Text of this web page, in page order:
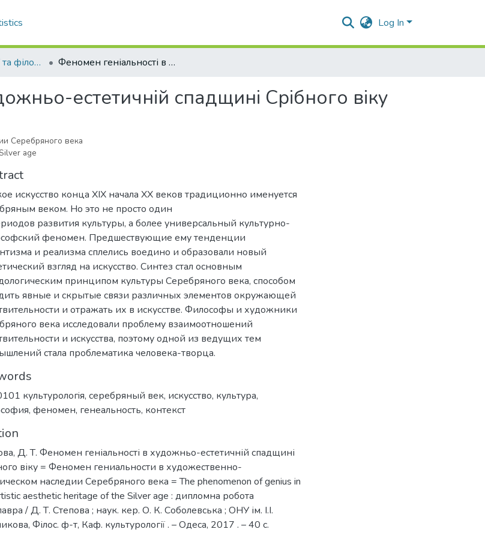
Log In
Факультет історії та філософії Феномен геніальності в художньо-естетичній спадщині Срібного віку
естетичній спадщині Срібного віку
Серебряного века
age
искусство конца XIX начала ХХ веков традиционно именуется
веком. Но это не просто один
развития культуры, а более универсальный культурно-
феномен. Предшествующие ему тенденции
и реализма сплелись воедино и образовали новый
взгляд на искусство. Синтез стал основным
принципом культуры Серебряного века, способом
явные и скрытые связи различных элементов окружающей
и отражать их в искусстве. Философы и художники
века исследовали проблему взаимоотношений
и искусства, поэтому одной из ведущих тем
стала проблематика человека-творца.
культурологiя, серебряный век, искусство, культура,
, феномен, генеальность, контекст
Д. Т. Феномен геніальності в художньо-естетичній спадщині
віку = Феномен гениальности в художественно-
наследии Серебряного века = The phenomenon of genius in
aesthetic heritage of the Silver age : дипломна робота
/ Д. Т. Степова ; наук. кер. О. К. Соболевська ; ОНУ ім. І.І.
Філос. ф-т, Каф. культурології . – Одеса, 2017 . – 40 с.